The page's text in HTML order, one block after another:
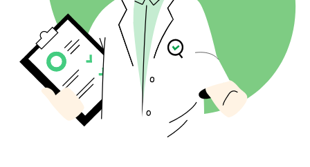
Verificator backlink-uri în masă
Generator structuri articole cu AI
Traducător
Previzualizare snippet
Generator de idei pentru articole de blog